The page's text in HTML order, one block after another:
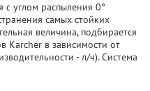
с углом распыления 0°
самых стойких
величина, подбирается
Karcher в зависимости от
- л/ч). Система